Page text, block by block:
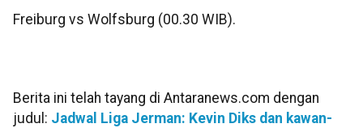
Freiburg vs Wolfsburg (00.30 WIB).
Berita ini telah tayang di Antaranews.com dengan
judul: Jadwal Liga Jerman: Kevin Diks dan kawan-